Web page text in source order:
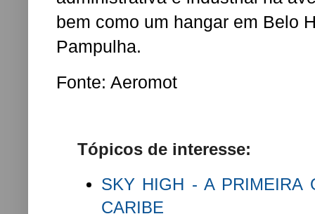
bem como um hangar em Belo
Pampulha.
Fonte: Aeromot
Tópicos de interesse:
SKY HIGH - A PRIMEIRA
CARIBE